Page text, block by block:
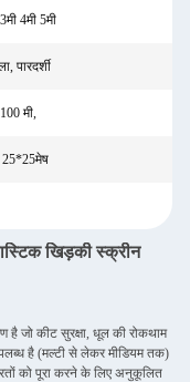
4मी 5मी
पारदर्शी
मी,
खिड़की स्क्रीन
है जो कीट सुरक्षा, धूल की रोकथाम
है (मल्टी से लेकर मीडियम तक)
को पूरा करने के लिए अनुकूलित